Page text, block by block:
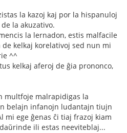
la kazoj kaj por la hispanuloj
la akuzativo.
la lernadon, estis malfacile
kelkaj korelativoj sed nun mi
^^
kelkaj aferoj de ĝia prononco,
multfoje malrapidigas la
belajn infanojn ludantajn tiujn
mi ege ĝenas ĉi tiaj frazoj kiam
ili estas neeviteblaj...